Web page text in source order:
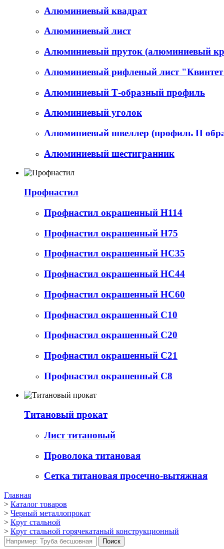
Алюминиевый квадрат
Алюминиевый лист
Алюминиевый пруток (алюминиевый
Алюминиевый рифленый лист
Алюминиевый Т-образный профиль
Алюминиевый уголок
Алюминиевый швеллер (профиль П
Алюминиевый шестигранник
Профнастил
Профнастил окрашенный Н114
Профнастил окрашенный Н75
Профнастил окрашенный НС35
Профнастил окрашенный НС44
Профнастил окрашенный НС60
Профнастил окрашенный С10
Профнастил окрашенный С20
Профнастил окрашенный С21
Профнастил окрашенный С8
Титановый прокат
Лист титановый
Проволока титановая
Сетка титановая просечно-вытяжная
Главная
> Каталог товаров
> Черный металлопрокат
> Круг стальной
> Круг стальной горячекатаный конструкционный